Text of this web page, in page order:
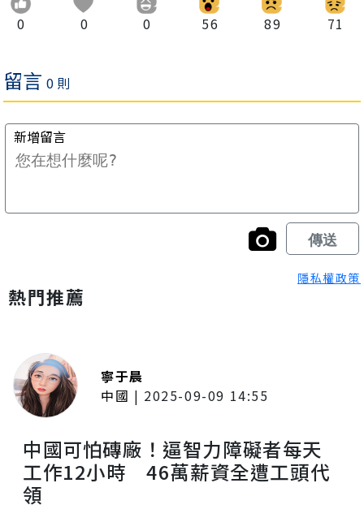
0 0 0 56 89 71
隱私權政策
熱門推薦
寧于晨
中國 | 2025-09-09 14:55
中國可怕磚廠！逼智力障礙者每天
工作12小時 46萬薪資全遭工頭代
領